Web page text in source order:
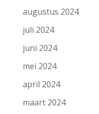
augustus 2024
juli 2024
juni 2024
mei 2024
april 2024
maart 2024